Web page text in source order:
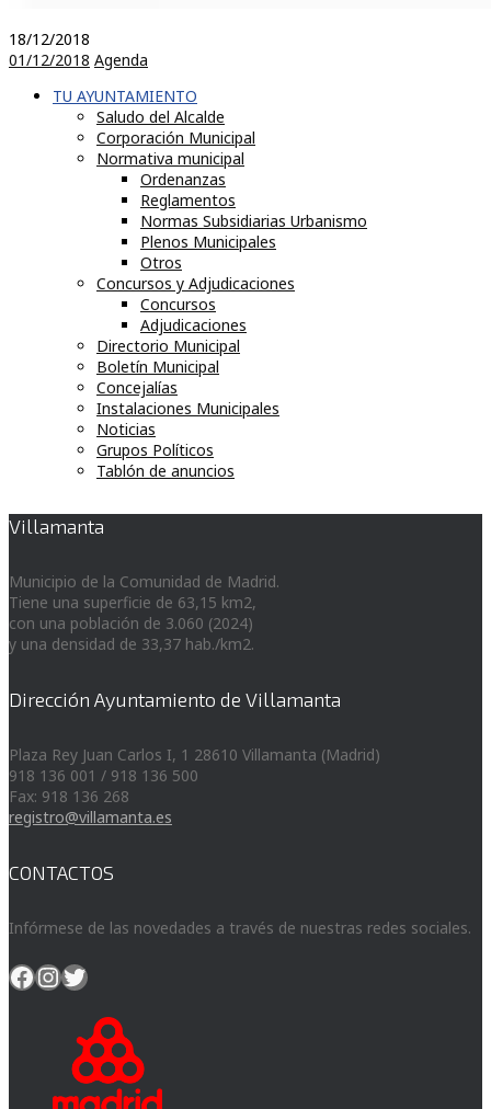
18/12/2018
01/12/2018 Agenda
TU AYUNTAMIENTO
Saludo del Alcalde
Corporación Municipal
Normativa municipal
Ordenanzas
Reglamentos
Normas Subsidiarias Urbanismo
Plenos Municipales
Otros
Concursos y Adjudicaciones
Concursos
Adjudicaciones
Directorio Municipal
Boletín Municipal
Concejalías
Instalaciones Municipales
Noticias
Grupos Políticos
Tablón de anuncios
Villamanta
Municipio de la Comunidad de Madrid.
Tiene una superficie de 63,15 km2,
con una población de 3.060 (2024)
y una densidad de 33,37 hab./km2.
Dirección Ayuntamiento de Villamanta
Plaza Rey Juan Carlos I, 1 28610 Villamanta (Madrid)
918 136 001 / 918 136 500
Fax: 918 136 268
registro@villamanta.es
CONTACTOS
Infórmese de las novedades a través de nuestras redes sociales.
Facebook
Instagram
Twitter